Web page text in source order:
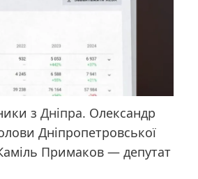
зДніпра. Олександр
Дніпропетровської
Примаков — депутат